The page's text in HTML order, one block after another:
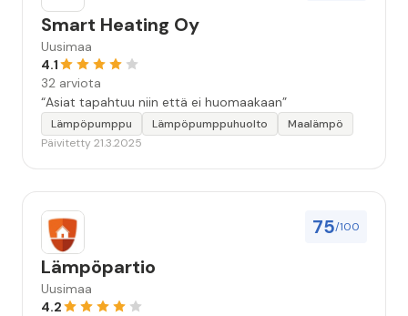
Smart Heating Oy
Uusimaa
4.1
32 arviota
“Asiat tapahtuu niin että ei huomaakaan”
Lämpöpumppu Lämpöpumppuhuolto
Maalämpö
Päivitetty 21.3.2025
75/100
Lämpöpartio
Uusimaa
4.2